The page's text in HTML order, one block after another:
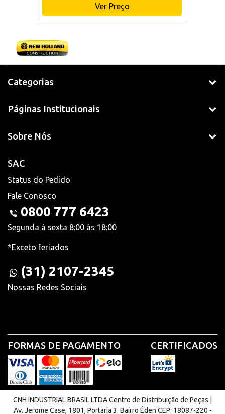
Ver Preço
Categorias
Páginas Institucionais
Sobre Nós
SAC
Status do Pedido
Fale Conosco
0800 777 6423
Segunda à sexta 8:00 às 18:00
*Exceto feriados
(31) 2107-2345
Nossas Redes Sociais
FORMAS DE PAGAMENTO CERTIFICADOS
CNH INDUSTRIAL BRASIL LTDA Centro de Distribuição de Peças |
Av. Jerome Case, 1801, Portaria 3. Bairro Éden CEP: 18087-220 -